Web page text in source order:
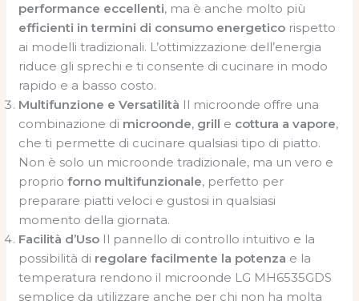
performance eccellenti, ma è anche molto più
efficienti in termini di consumo energetico rispetto
ai modelli tradizionali. L’ottimizzazione dell’energia
riduce gli sprechi e ti consente di cucinare in modo
rapido e a basso costo.
Multifunzione e Versatilità Il microonde offre una
combinazione di microonde, grill e cottura a vapore,
che ti permette di cucinare qualsiasi tipo di piatto.
Non è solo un microonde tradizionale, ma un vero e
proprioforno multifunzionale, perfetto per
preparare piatti veloci e gustosi in qualsiasi
momento della giornata.
Facilità d’Uso Il pannello di controllo intuitivo e la
possibilità di regolare facilmente la potenza e la
temperatura rendono il microonde LG MH6535GDS
semplice da utilizzare anche per chi non ha molta